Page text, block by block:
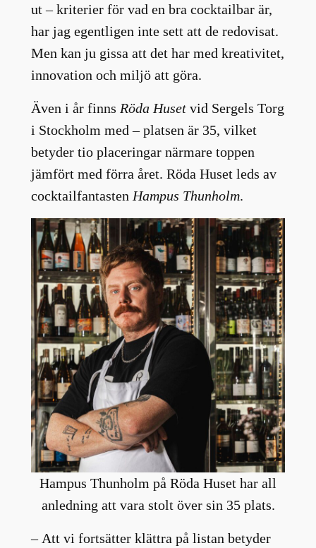
ut – kriterier för vad en bra cocktailbar är,
har jag egentligen inte sett att de redovisat.
Men kan ju gissa att det har med kreativitet,
innovation och miljö att göra.
Även i år finns Röda Husetvid Sergels Torg
i Stockholm med – platsen är 35, vilket
betyder tio placeringar närmare toppen
jämfört med förra året. Röda Huset leds av
cocktailfantasten Hampus Thunholm.
Hampus Thunholm på Röda Huset har all
anledning att vara stolt över sin 35 plats.
– Att vi fortsätter klättra på listan betyder